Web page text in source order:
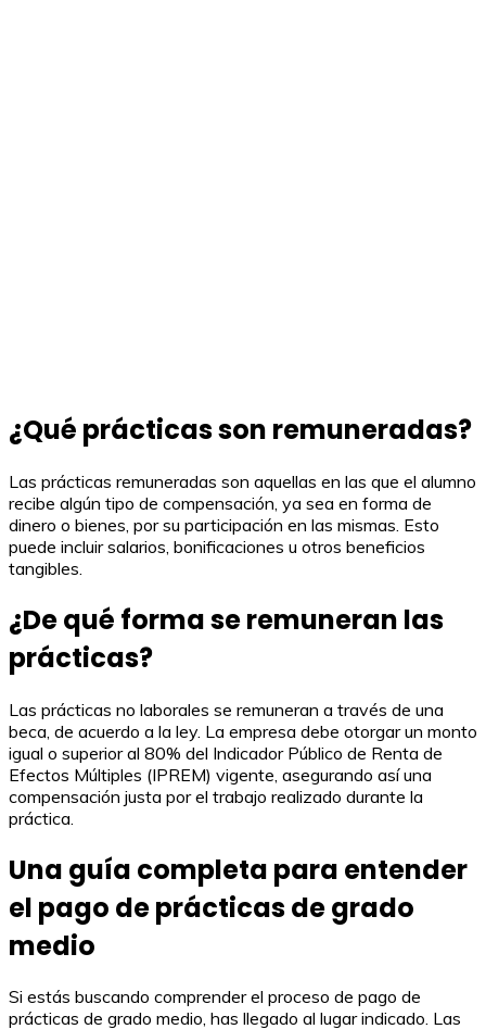
¿Qué prácticas son remuneradas?
Las prácticas remuneradas son aquellas en las que el alumno
recibe algún tipo de compensación, ya sea en forma de
dinero o bienes, por su participación en las mismas. Esto
puede incluir salarios, bonificaciones u otros beneficios
tangibles.
¿De qué forma se remuneran las
prácticas?
Las prácticas no laborales se remuneran a través de una
beca, de acuerdo a la ley. La empresa debe otorgar un monto
igual o superior al 80% del Indicador Público de Renta de
Efectos Múltiples (IPREM) vigente, asegurando así una
compensación justa por el trabajo realizado durante la
práctica.
Una guía completa para entender
el pago de prácticas de grado
medio
Si estás buscando comprender el proceso de pago de
prácticas de grado medio, has llegado al lugar indicado. Las